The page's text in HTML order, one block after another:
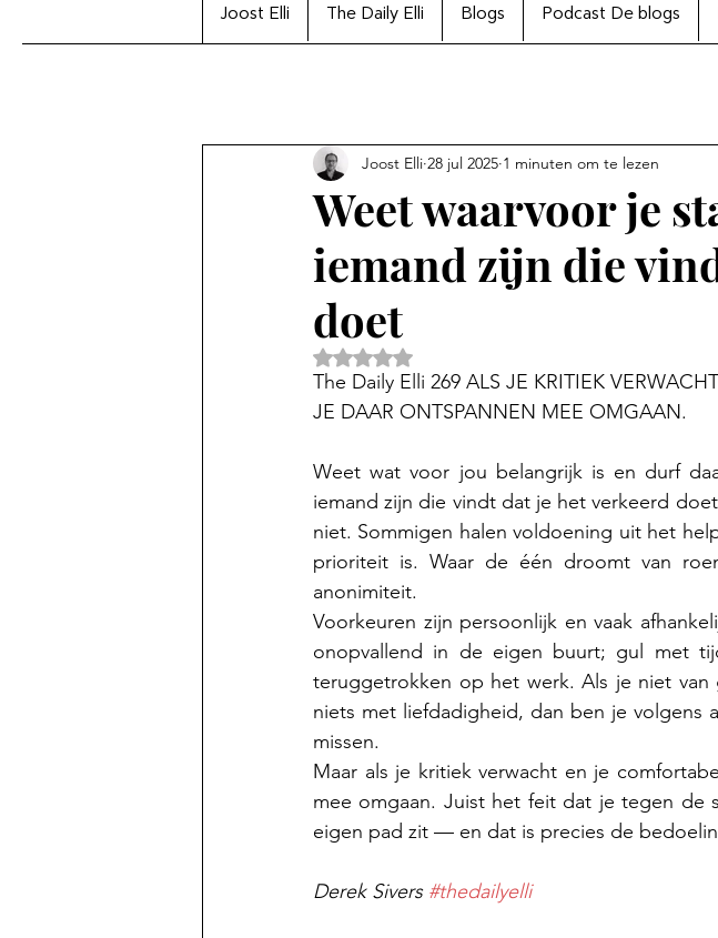
Joost Elli The Daily Elli Blogs Podcast De blogs
Weet waarvoor je
iemand zijn die
doet
Joost Elli 28 jul 2025 1 minuten om te lezen
Beoordeeld met NaN uit 5 sterren.
The Daily Elli 269 ALS JE KRITIEK
JE DAAR ONTSPANNEN MEE OMGAAN.
Weet wat voor jou belangrijk is en durf
iemand zijn die vindt dat je het verkeerd
niet. Sommigen halen voldoening uit het
prioriteit is. Waar de één droomt van
anonimiteit.
Voorkeuren zijn persoonlijk en vaak
onopvallend in de eigen buurt; gul met
teruggetrokken op het werk. Als je niet
niets met liefdadigheid, dan ben je
missen.
Maar als je kritiek verwacht en je
mee omgaan. Juist het feit dat je tegen
eigen pad zit — en dat is precies de
Derek Sivers #thedailyelli